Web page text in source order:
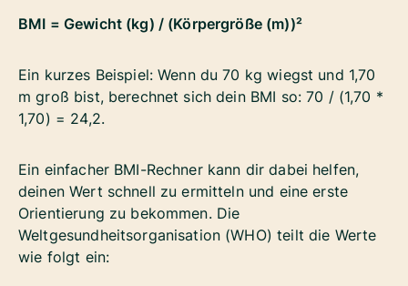
BMI = Gewicht (kg) / (Körpergröße (m))²
Ein kurzes Beispiel: Wenn du 70 kg wiegst und 1,70
m groß bist, berechnet sich dein BMI so: 70 / (1,70 *
1,70) = 24,2.
Ein einfacher BMI-Rechner kann dir dabei helfen,
deinen Wert schnell zu ermitteln und eine erste
Orientierung zu bekommen. Die
Weltgesundheitsorganisation (WHO) teilt die Werte
wie folgt ein: